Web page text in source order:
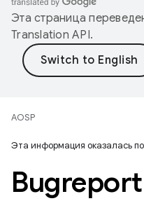
Эта страница
Translation API.
AOSP
Эта информация оказалась
Bugreport